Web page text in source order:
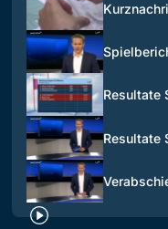
Resultate
Resultate